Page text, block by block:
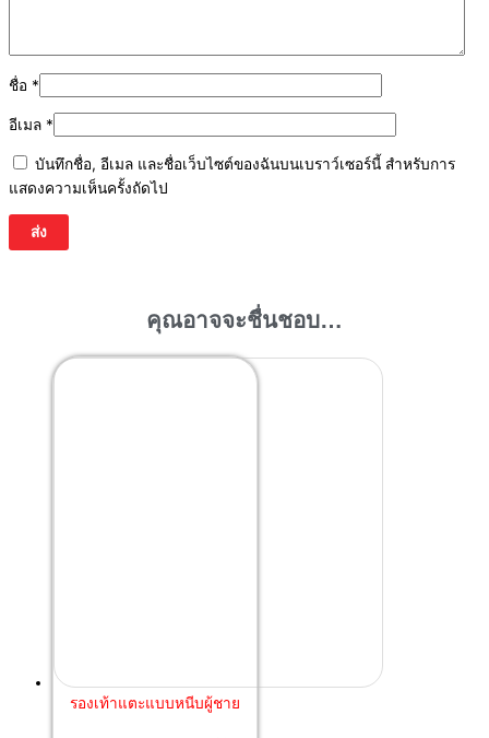
ชื่อ *
อีเมล *
บันทึกชื่อ, อีเมล และชื่อเว็บไซต์ของฉันบนเบราว์เซอร์นี้ สำหรับการ
แสดงความเห็นครั้งถัดไป
คุณอาจจะชื่นชอบ…
รองเท้าแตะแบบหนีบผู้ชาย